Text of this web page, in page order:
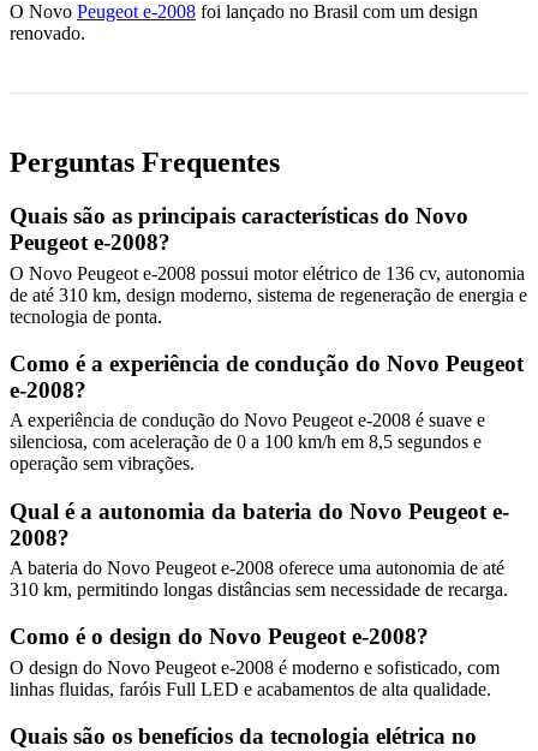
O Novo Peugeot e-2008 foi lançado no Brasil com um design
renovado.
Perguntas Frequentes
Quais são as principais características do Novo
Peugeot e-2008?
O Novo Peugeot e-2008 possui motor elétrico de 136 cv, autonomia
de até 310 km, design moderno, sistema de regeneração de energia e
tecnologia de ponta.
Como é a experiência de condução do Novo Peugeot
e-2008?
A experiência de condução do Novo Peugeot e-2008 é suave e
silenciosa, com aceleração de 0 a 100 km/h em 8,5 segundos e
operação sem vibrações.
Qual é a autonomia da bateria do Novo Peugeot e-
2008?
A bateria do Novo Peugeot e-2008 oferece uma autonomia de até
310 km, permitindo longas distâncias sem necessidade de recarga.
Como é o design do Novo Peugeot e-2008?
O design do Novo Peugeot e-2008 é moderno e sofisticado, com
linhas fluidas, faróis Full LED e acabamentos de alta qualidade.
Quais são os benefícios da tecnologia elétrica no